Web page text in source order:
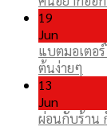
19
Jun
แบตมอเตอ
ต้นง่ายๆ
13
Jun
ผ่อนกับร้าน